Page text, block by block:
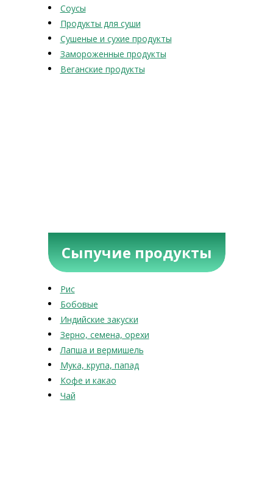
Соусы
Продукты для суши
Сушеные и сухие продукты
Замороженные продукты
Веганские продукты
Сыпучие продукты
Рис
Бобовые
Индийские закуски
Зерно, семена, орехи
Лапша и вермишель
Мука, крупа, папад
Кофе и какао
Чай